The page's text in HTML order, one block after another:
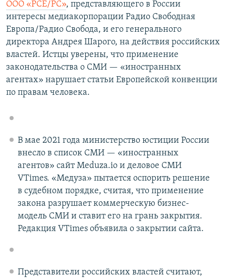
ООО «РСЕ/РС», представляющего в России
интересы медиакорпорации Радио Свободная
Европа/Радио Свобода, и его генерального
директора Андрея Шарого, на действия российских
властей. Истцы уверены, что применение
законодательства о СМИ — «иностранных
агентах» нарушает статьи Европейской конвенции
по правам человека.
В мае 2021 года министерство юстиции России
внесло в список СМИ — «иностранных
агентов» сайт Meduza.io и деловое СМИ
VTimes. «Медуза» пытается оспорить решение
в судебном порядке, считая, что применение
закона разрушает коммерческую бизнес-
модель СМИ и ставит его на грань закрытия.
Редакция VTimes объявила о закрытии сайта.
Представители российских властей считают,